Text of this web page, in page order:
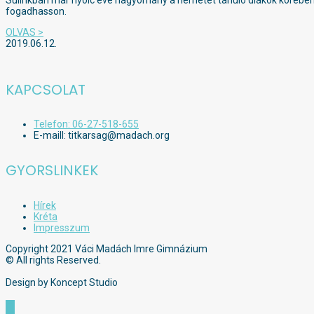
fogadhasson.
OLVAS >
2019.06.12.
KAPCSOLAT
Telefon: 06-27-518-655
E-maill: titkarsag@madach.org
GYORSLINKEK
Hírek
Kréta
Impresszum
Copyright 2021 Váci Madách Imre Gimnázium
© All rights Reserved.
Design by Koncept Studio
Scroll